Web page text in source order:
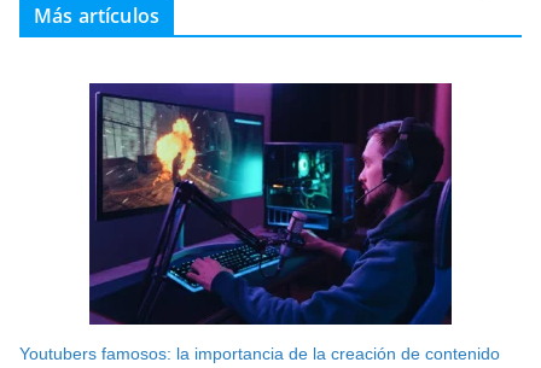
Más artículos
Youtubers famosos: la importancia de la creación de contenido